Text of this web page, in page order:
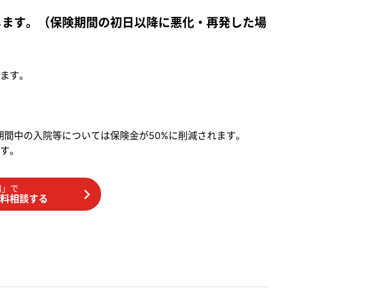
す。（保険期間の初日以降に悪化・再発した場
す。
中の入院等については保険金が50%に削減されます。
。
」で
相談する